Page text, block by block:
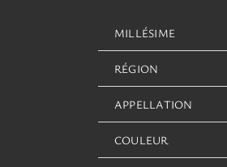
MILLÉSIME
RÉGION
APPELLATION
COULEUR